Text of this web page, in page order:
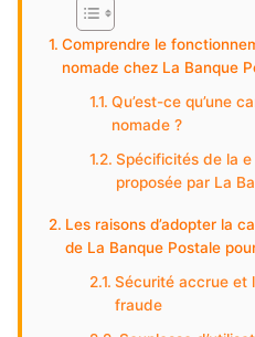
Comprendre le
nomade chez La Banque
Qu’est-ce qu’une
nomade ?
Spécificités de la
proposée par La
Les raisons d’adopter la
de La Banque Postale
Sécurité accrue et
fraude